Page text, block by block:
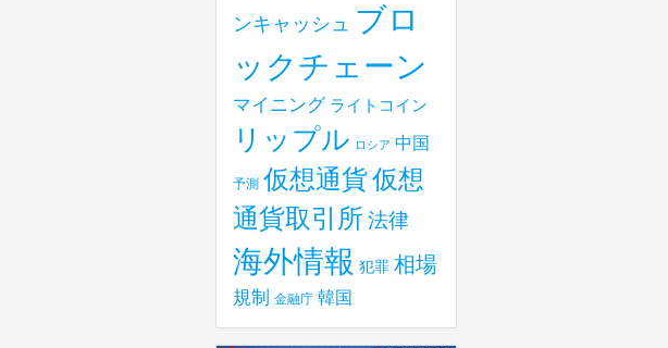
ンキャッシュ ブロ
ックチェーン
マイニング ライトコイン
リップル ロシア 中国
予測 仮想通貨仮想
通貨取引所 法律
海外情報 犯罪 相場
規制 金融庁 韓国